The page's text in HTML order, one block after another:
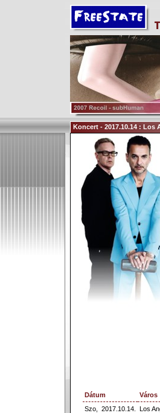
Koncert - 2017.10.14 : Los
Dátum Város
Szo,
2017.10.14. Los